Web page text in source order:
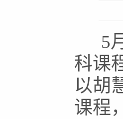
5月
科课
以胡
课程